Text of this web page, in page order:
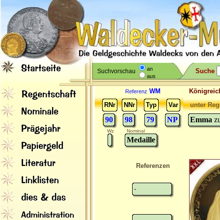
Suchvorschau
an
aus
Suche
Referenz WM
RNr
NNr Typ Var
90 98 79 NP
unter
Emma
Wz Nominal
Medaille
Referenzen
-